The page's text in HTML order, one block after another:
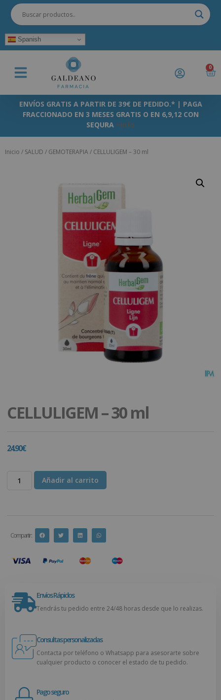
Spanish
0
ENVÍOS GRATIS A PARTIR DE 39€ DE PEDIDO.* | PAGA
FRACCIONADO EN 3 MESES GRATIS O EN 6,9,12 CON
SEQURA +info
Inicio / SALUD / GEMOTERAPIA/ CELLULIGEM – 30 ml
CELLULIGEM – 30 ml
24.90€
Añadir al carrito
Compartir :
Envíos Rápidos
Tendrás tu pedido entre 24/48 horas desde que lo realizas.
Consultas personalizadas
Contacta por teléfono o Whatsapp para asesorarte sobre
cualquier producto o conocer el estado de tu pedido.
Pago seguro